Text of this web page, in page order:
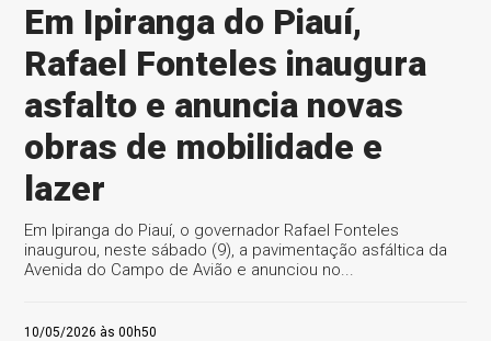
Em Ipiranga do Piauí,
Rafael Fonteles inaugura
asfalto e anuncia novas
obras de mobilidade e
lazer
Em Ipiranga do Piauí, o governador Rafael Fonteles
inaugurou, neste sábado (9), a pavimentação asfáltica da
Avenida do Campo de Avião e anunciou no...
10/05/2026 às 00h50